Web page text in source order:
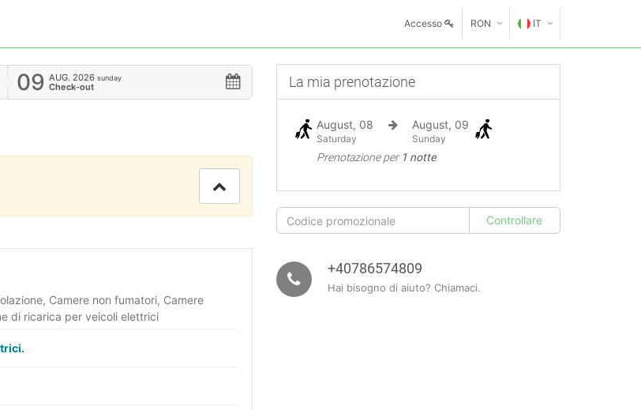
Accesso RON IT
EN
09 AUG. 2026 sunday
Check-out
Camere non fumatori, Camere
di ricarica per veicoli elettrici
La mia prenotazione
August, 08
Saturday
August, 09
Sunday
Prenotazione per 1 notte
+40786574809
Hai bisogno di aiuto? Chiamaci.